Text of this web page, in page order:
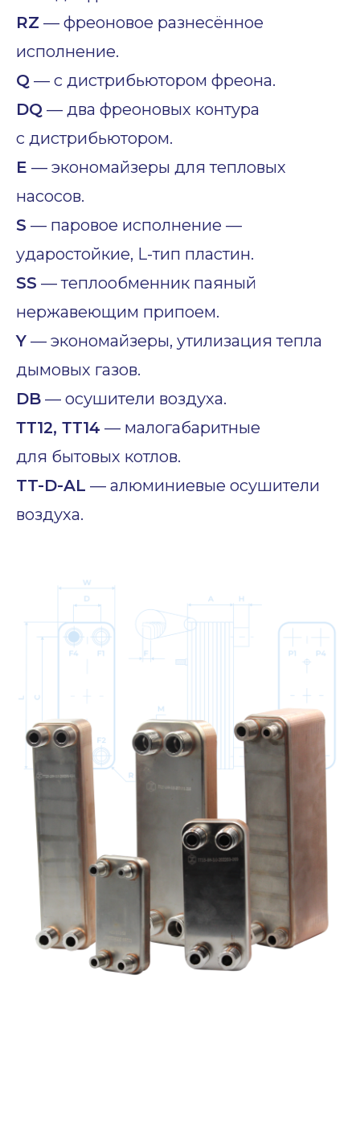
RZ — фреоновое разнесённое
исполнение.
Q — с дистрибьютором фреона.
DQ — два фреоновых контура
с дистрибьютором.
E — экономайзеры для тепловых
насосов.
S — паровое исполнение —
ударостойкие, L-тип пластин.
SS — теплообменник паяный
нержавеющим припоем.
Y — экономайзеры, утилизация тепла
дымовых газов.
DB — осушители воздуха.
ТТ12, ТТ14 — малогабаритные
для бытовых котлов.
TT-D-AL — алюминиевые осушители
воздуха.